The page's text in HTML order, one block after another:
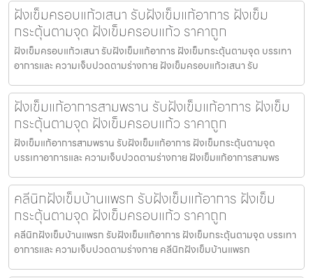
ฝังเข็มครอบแก้วเสนา รับฝังเข็มแก้อาการ ฝังเข็ม
กระตุ้นตามจุด ฝังเข็มครอบแก้ว ราคาถูก
ฝังเข็มครอบแก้วเสนา รับฝังเข็มแก้อาการ ฝังเข็มกระตุ้นตามจุด บรรเทา
อาการและ ความเจ็บปวดตามร่างกาย ฝังเข็มครอบแก้วเสนา รับ
ฝังเข็มแก้อาการสามพราน รับฝังเข็มแก้อาการ ฝังเข็ม
กระตุ้นตามจุด ฝังเข็มครอบแก้ว ราคาถูก
ฝังเข็มแก้อาการสามพราน รับฝังเข็มแก้อาการ ฝังเข็มกระตุ้นตามจุด
บรรเทาอาการและ ความเจ็บปวดตามร่างกาย ฝังเข็มแก้อาการสามพร
คลีนิกฝังเข็มบ้านแพรก รับฝังเข็มแก้อาการ ฝังเข็ม
กระตุ้นตามจุด ฝังเข็มครอบแก้ว ราคาถูก
คลีนิกฝังเข็มบ้านแพรก รับฝังเข็มแก้อาการ ฝังเข็มกระตุ้นตามจุด บรรเทา
อาการและ ความเจ็บปวดตามร่างกาย คลีนิกฝังเข็มบ้านแพรก